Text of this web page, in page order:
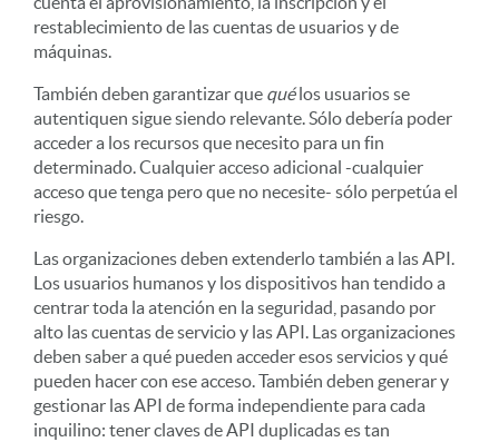
restablecimiento de las cuentas de usuarios y de
máquinas.
También deben garantizar que quélos usuarios se
autentiquen sigue siendo relevante. Sólo debería poder
acceder a los recursos que necesito para un fin
determinado. Cualquier acceso adicional -cualquier
acceso que tenga pero que no necesite- sólo perpetúa el
riesgo.
Las organizaciones deben extenderlo también a las API.
Los usuarios humanos y los dispositivos han tendido a
centrar toda la atención en la seguridad, pasando por
alto las cuentas de servicio y las API. Las organizaciones
deben saber a qué pueden acceder esos servicios y qué
pueden hacer con ese acceso. También deben generar y
gestionar las API de forma independiente para cada
inquilino: tener claves de API duplicadas es tan